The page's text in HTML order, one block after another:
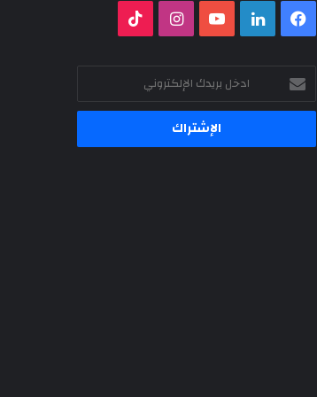
فيسبوك لينكدإن ‫YouTubeانستقرام
ادخل
بريدك
الإلكتروني